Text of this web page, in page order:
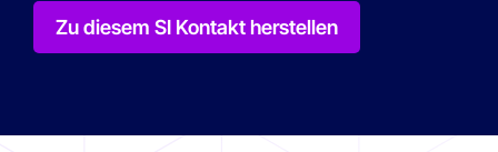
Zu diesem SI Kontakt herstellen